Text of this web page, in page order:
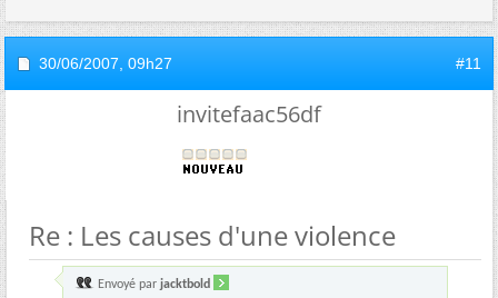
30/06/2007, 09h27 #11
invitefaac56df
Re : Les causes d'une violence
Envoyé par jacktbold